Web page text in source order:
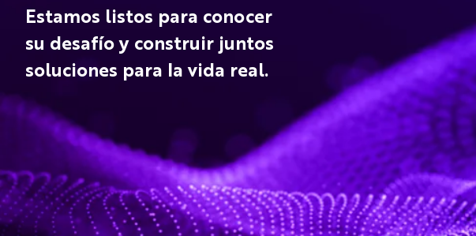
Estamos listos para conocer
su desafío y construir juntos
soluciones para la vida real.